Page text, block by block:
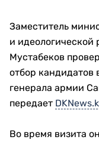
Заместитель
и идеологической
Мустабеков
отбор
генерала армии
передает
Во время визита